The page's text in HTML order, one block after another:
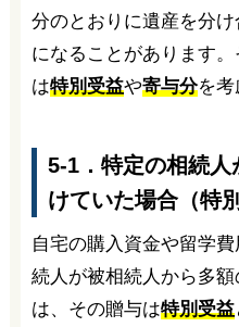
分のとおりに遺産を分
になることがあります
は特別受益や寄与分を考
5-1．特定の相続
けていた場合（特
自宅の購入資金や留学
続人が被相続人から多
は、その贈与は特別受益